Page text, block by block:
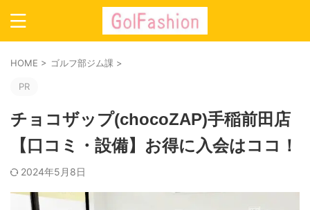
HOME > ゴルフ部ジム課 >
PR
チョコザップ(chocoZAP)手稲前田店
【口コミ・設備】お得に入会はココ！
2024年5月8日